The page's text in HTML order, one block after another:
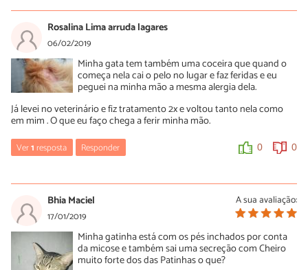
Rosalina Lima arruda lagares
06/02/2019
Minha gata tem também uma coceira que quand o
começa nela cai o pelo no lugar e faz feridas e eu
peguei na minha mão a mesma alergia dela.
Já levei no veterinário e fiz tratamento 2x e voltou tanto nela como
em mim . O que eu faço chega a ferir minha mão.
Ver1resposta Responder 0 0
07/02/2019
Oi Rosalinda! O mais indicado é voltar ao veterinário e explicar
que os tratamentos não tiveram o efeito esperado.
A equipe do PeritoAnimal deseja rápidas melhoras!
A sua avaliação:
Bhia Maciel
17/01/2019
Minha gatinha está com os pés inchados por conta
da micose e também sai uma secreção com Cheiro
muito forte dos das Patinhas o que?